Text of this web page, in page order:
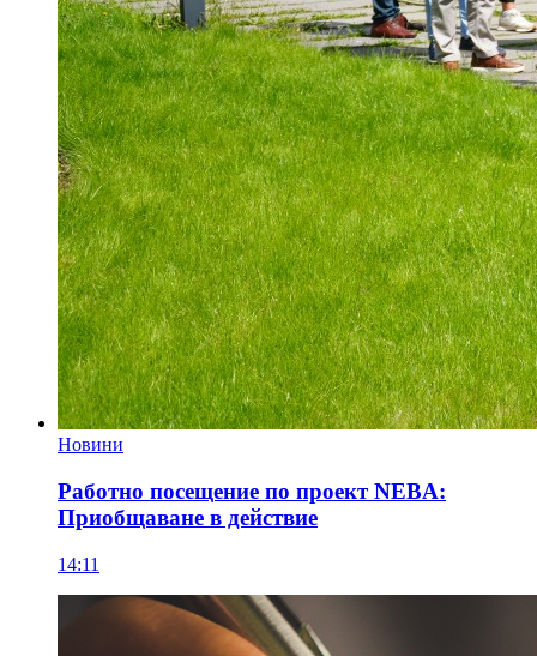
Новини
Работно посещение по проект NEBA:
Приобщаване в действие
14:11